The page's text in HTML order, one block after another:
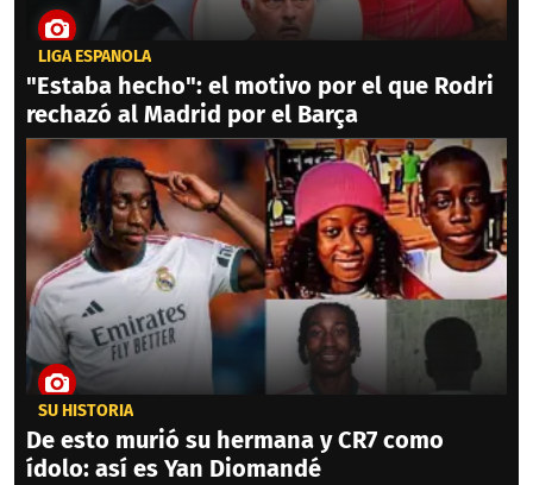
LIGA ESPAÑOLA
"Estaba hecho": el motivo por el que Rodri
rechazó al Madrid por el Barça
SU HISTORIA
De esto murió su hermana y CR7 como
ídolo: así es Yan Diomandé